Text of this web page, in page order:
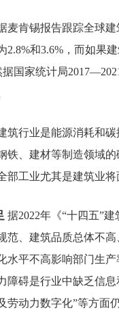
麦肯锡报告跟踪全球
2.8%和3.6% ，而如果
据国家统计局
筑行业是能源消耗和
铁、建材等制造领域
部工业尤其是建筑业将
据2022年《“十四五”
范、建筑品质总体不
水平不高影响部门生
障碍是行业中缺乏信
劳动力数字化”等方面